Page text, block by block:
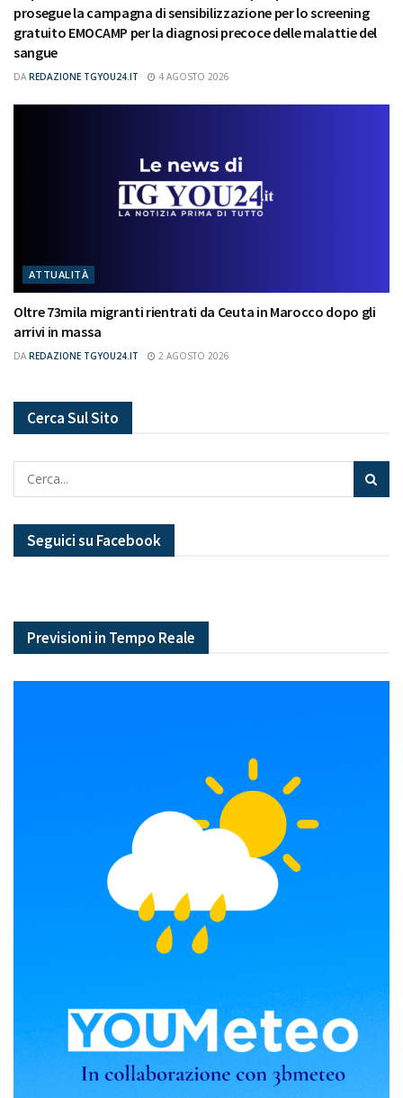
prosegue la campagna di sensibilizzazione per lo screening
gratuito EMOCAMP per la diagnosi precoce delle malattie del
sangue
DA REDAZIONE TGYOU24.IT 4 AGOSTO 2026
ATTUALITÀ
Oltre 73mila migranti rientrati da Ceuta in Marocco dopo gli
arrivi in massa
DA REDAZIONE TGYOU24.IT 2 AGOSTO 2026
Cerca Sul Sito
Seguici su Facebook
Previsioni in Tempo Reale